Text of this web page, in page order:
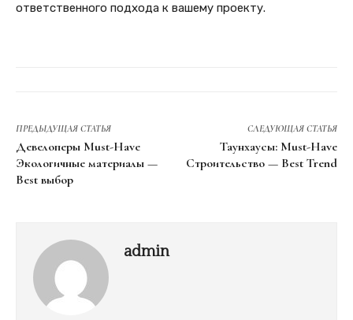
ответственного подхода к вашему проекту.
ПРЕДЫДУЩАЯ СТАТЬЯ
Девелоперы Must-Have
Экологичные материалы —
Best выбор
СЛЕДУЮЩАЯ СТАТЬЯ
Таунхаусы: Must-Have
Строительство — Best Trend
admin